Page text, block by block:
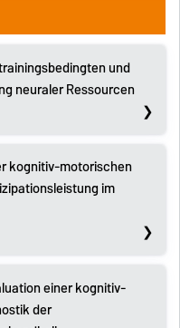
und
neuraler Ressourcen
kognitiv-motorischen
im
einer kognitiv-
der